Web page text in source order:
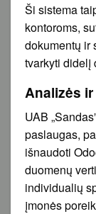
Ši sistema
kontoroms,
dokumentų ir
tvarkyti didelį
Analizės
UAB
paslaugas,
išnaudoti
duomenų
individualių
įmonės